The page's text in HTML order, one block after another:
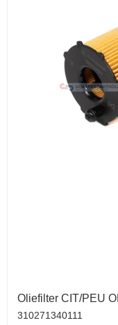
Oliefilter CIT/PEU
310271340111